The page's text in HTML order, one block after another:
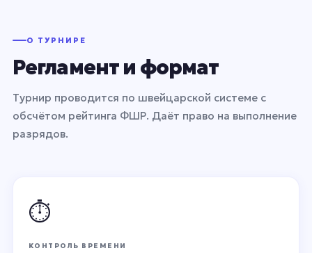
О ТУРНИРЕ
Регламент и формат
Турнир проводится по швейцарской системе с
обсчётом рейтинга ФШР. Даёт право на выполнение
разрядов.
⏱
КОНТРОЛЬ ВРЕМЕНИ